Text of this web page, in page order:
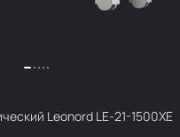
Конвектор электрический Leonord LE-21-1500XE